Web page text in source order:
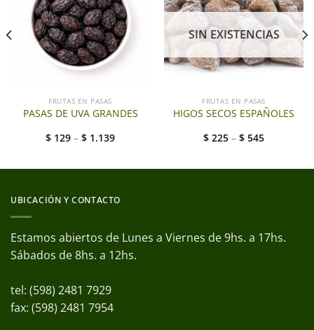
FRUTAS EN PASAS
PASAS DE UVA GRANDES
$ 129 – $ 1.139
SIN EXISTENCIAS
FRUTAS EN PASAS
HIGOS SECOS ESPAÑOLES
$ 225 – $ 545
UBICACIÓN Y CONTACTO
Estamos abiertos de Lunes a Viernes de 9hs. a 17hs.
Sábados de 8hs. a 12hs.
tel: (598) 2481 7929
fax: (598) 2481 7954